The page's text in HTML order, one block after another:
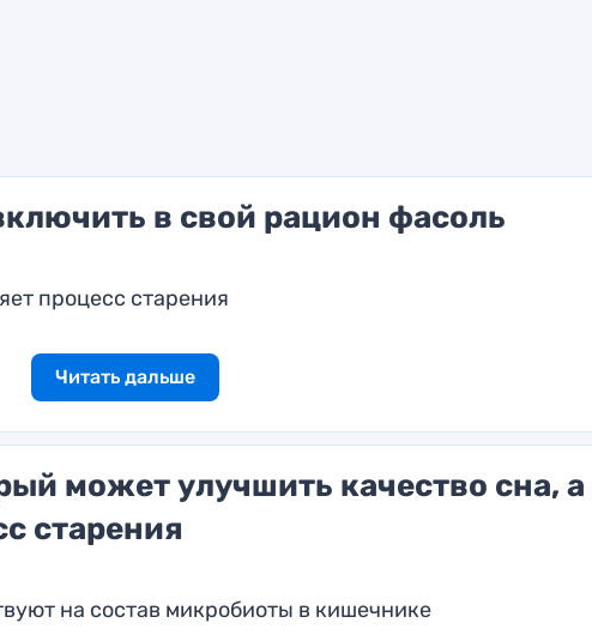
в свой рацион фасоль
процесс старения
Читать дальше
может улучшить качество сна, а
старения
на состав микробиоты в кишечнике